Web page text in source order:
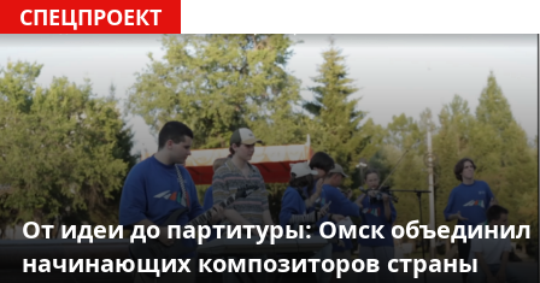
СПЕЦПРОЕКТ
От идеи до партитуры: Омск объединил
начинающих композиторов страны